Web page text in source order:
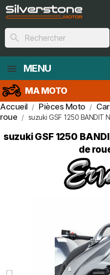
search
MENU
MA MOTO
Accueil Pièces Moto
roue
suzuki GSF 1250 BANDIT
suzuki GSF 1250
de